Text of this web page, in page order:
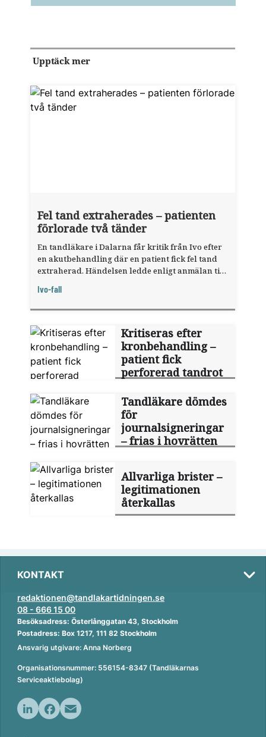
Upptäck mer
Fel tand extraherades – patienten
förlorade två tänder
En tandläkare i Dalarna får kritik från Ivo efter
en akut­behandling där en patient fick fel tand
extraherad. Händelsen ledde enligt anmälan till
en tand.
Ivo-fall
Kritiseras efter
kronbehandling –
patient fick
perforerad tandrot
Tandläkare dömdes
för
journalsigneringar
– frias i hovrätten
Allvarliga brister –
legitimationen
återkallas
KONTAKT
redaktionen@tandlakartidningen.se
08 - 666 15 00
Besöksadress: Österlånggatan 43, Stockholm
Postadress: Box 1217, 111 82 Stockholm
Ansvarig utgivare: Anna Norberg
Organisationsnummer: 556154-8347 (Tandläkarnas
Serviceaktiebolag)